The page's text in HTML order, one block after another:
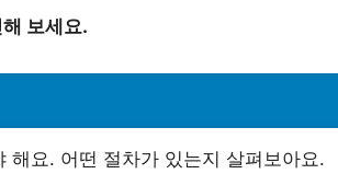
보세요.
해요. 어떤 절차가 있는지 살펴보아요.